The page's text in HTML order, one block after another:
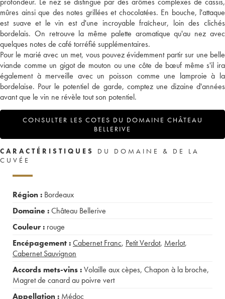
mûres ainsi que des notes grillées et chocolatées. En bouche, l'attaque
est suave et le vin est d'une incroyable fraîcheur, loin des clichés
bordelais. On retrouve la même palette aromatique qu'au nez avec
quelques notes de café torréfié supplémentaires.
Pour le marié avec un met, vous pouvez évidemment partir sur une belle
viande comme un gigot de mouton ou une côte de bœuf même s'il ira
également à merveille avec un poisson comme une lamproie à la
bordelaise. Pour le potentiel de garde, comptez une dizaine d'années
avant que le vin ne révèle tout son potentiel.
CONSULTER LES COTES DU DOMAINE CHÂTEAU
BELLERIVE
CARACTÉRISTIQUES
DU DOMAINE & DE LA
CUVÉE
Région : Bordeaux
Domaine :Château Bellerive
Couleur : rouge
Encépagement :Cabernet Franc, Petit Verdot, Merlot,
Cabernet Sauvignon
Accords mets-vins :Volaille aux cèpes, Chapon à la broche,
Magret de canard au poivre vert
Appellation : Médoc